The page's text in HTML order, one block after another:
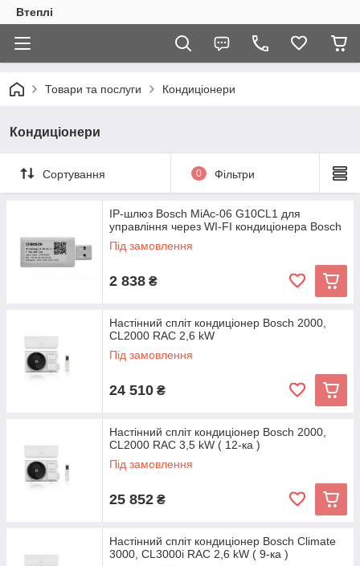
Втеплі
Товари та послуги Кондиціонери
Кондиціонери
Сортування 0 Фільтри
IP-шлюз Bosch MiAc-06 G10CL1 для
управління через WI-FI кондиціонера Bosch
Під замовлення
2 838 ₴
Настінний спліт кондиціонер Bosch 2000,
CL2000 RAC 2,6 kW
Під замовлення
24 510 ₴
Настінний спліт кондиціонер Bosch 2000,
CL2000 RAC 3,5 kW ( 12-ка )
Під замовлення
25 852 ₴
Настінний спліт кондиціонер Bosch Climate
3000, CL3000i RAC 2,6 kW ( 9-ка )